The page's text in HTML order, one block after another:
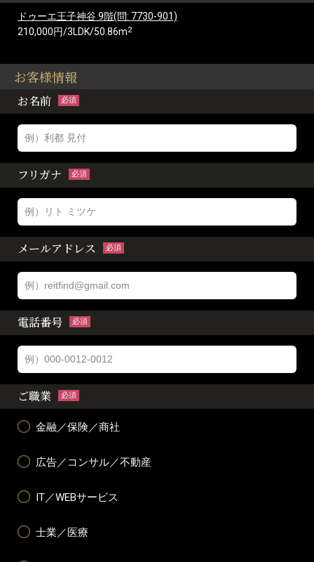
ドゥーエ王子神谷 9階(問: 7730-901)
210,000円/3LDK/50.86m2
お客様情報
お名前 必須
フリガナ 必須
メールアドレス 必須
電話番号 必須
ご職業 必須
金融／保険／商社
広告／コンサル／不動産
IT／WEBサービス
士業／医療